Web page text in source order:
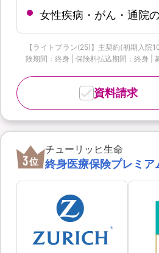
女性疾病・がん・通院
【ライトプラン(25)】主契約(初期入
険期間：終身 | 保険料払込期間：終身
資料請求
3位
チューリッヒ生命
終身医療保険プレミア